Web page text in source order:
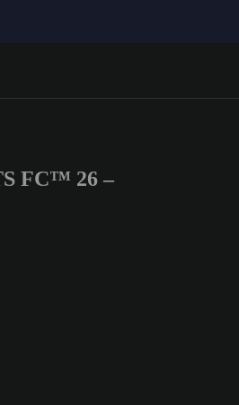
FC™ 26 –